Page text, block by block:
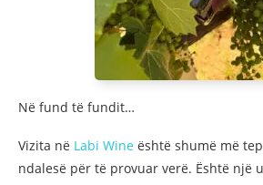
Në fund të fundit…
Vizita në Labi Wine është shumë më
ndalesë për të provuar verë. Është një